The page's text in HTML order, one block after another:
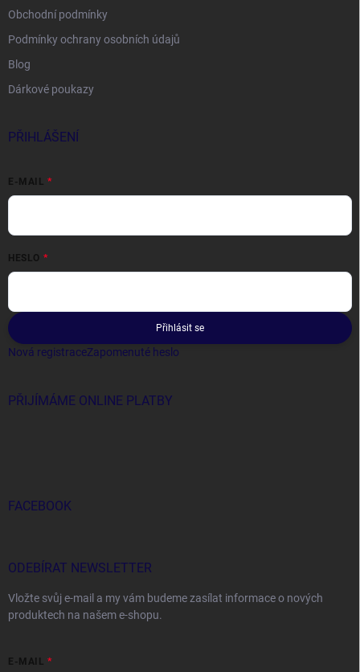
Obchodní podmínky
Podmínky ochrany osobních údajů
Blog
Dárkové poukazy
PŘIHLÁŠENÍ
E-MAIL
HESLO
Přihlásit se
Nová registraceZapomenuté heslo
PŘIJÍMÁME ONLINE PLATBY
FACEBOOK
ODEBÍRAT NEWSLETTER
Vložte svůj e-mail a my vám budeme zasílat informace o nových
produktech na našem e-shopu.
E-MAIL